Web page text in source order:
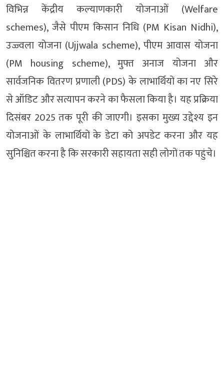
विभिन्न केंद्रीय कल्याणकारी योजनाओं (Welfare
schemes), जैसे पीएम किसान निधि (PM Kisan Nidhi),
उज्ज्वला योजना (Ujjwala scheme), पीएम आवास योजना
(PM housing scheme), मुफ्त अनाज योजना और
सार्वजनिक वितरण प्रणाली (PDS) के लाभार्थियों का नए सिरे
से ऑडिट और सत्यापन करने का फैसला किया है। यह प्रक्रिया
दिसंबर 2025 तक पूरी की जाएगी। इसका मुख्य उद्देश्य इन
योजनाओं के लाभार्थियों के डेटा को अपडेट करना और यह
सुनिश्चित करना है कि सरकारी सहायता सही लोगों तक पहुंचे।